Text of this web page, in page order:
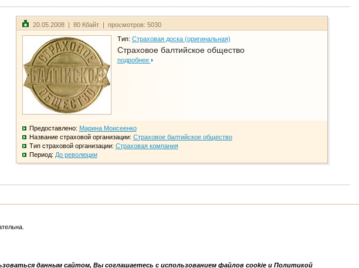
20.05.2008 | 80 Кбайт | просмотров: 5030
Тип: Страховая доска (оригинальная)
Страховое балтийское общество
подробнее
Предоставлено: Марина Моисеенко
Название страховой организации: Страховое балтийское общество
Тип страховой организации: Страховая компания
Период: До революции
данным сайтом, Вы соглашаетесь с использованием файлов cookie и Политикой